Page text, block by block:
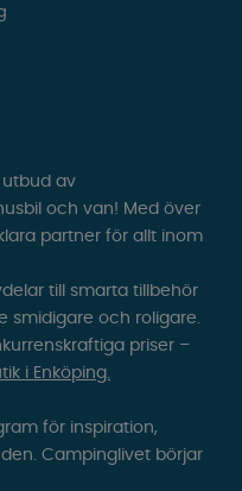
utbud av
och van! Med över
partner för allt inom
till smarta tillbehör
smidigare och roligare.
priser –
i Enköping.
för inspiration,
Campinglivet börjar